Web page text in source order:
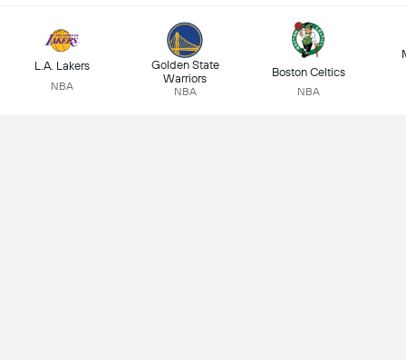
L.A. Lakers
NBA
Golden State
Warriors
NBA
Boston Celtics
NBA